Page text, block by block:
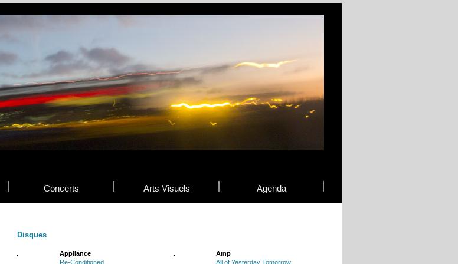
Concerts Arts Visuels Agenda
Disques
Appliance
Re-Conditioned
Amp
All of Yesterday Tomorrow